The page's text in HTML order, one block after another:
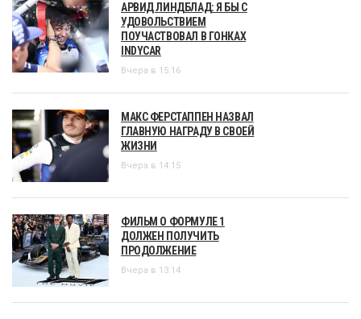
АРВИД ЛИНДБЛАД: Я БЫ С
УДОВОЛЬСТВИЕМ
ПОУЧАСТВОВАЛ В ГОНКАХ
INDYCAR
Вчера в 15:16
МАКС ФЕРСТАППЕН НАЗВАЛ
ГЛАВНУЮ НАГРАДУ В СВОЕЙ
ЖИЗНИ
Вчера в 14:15
ФИЛЬМ О ФОРМУЛЕ 1
ДОЛЖЕН ПОЛУЧИТЬ
ПРОДОЛЖЕНИЕ
Вчера в 13:14